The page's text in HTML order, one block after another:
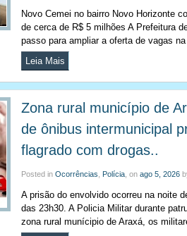
Novo Cemei no bairro Novo Horizonte
de cerca de R$ 5 milhões A Prefeitura
passo para ampliar a oferta de vagas
Leia Mais
Zona rural município de
de ônibus intermunicipal
flagrado com drogas..
Posted in Ocorrências Polícia , on ago 5, 2026
A prisão do envolvido ocorreu na noite
das 23h30. A Policia Militar durante
zona rural munícipio de Araxá, os